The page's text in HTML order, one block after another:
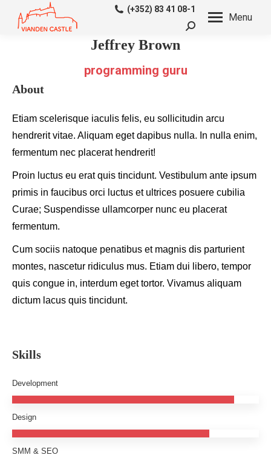
Menu
(+352) 83 41 08-1
Search:
Jeffrey Brown
programming guru
About
Etiam scelerisque iaculis felis, eu sollicitudin arcu
hendrerit vitae. Aliquam eget dapibus nulla. In nulla enim,
fermentum nec placerat hendrerit!
Proin luctus eu erat quis tincidunt. Vestibulum ante ipsum
primis in faucibus orci luctus et ultrices posuere cubilia
Curae; Suspendisse ullamcorper nunc eu placerat
fermentum.
Cum sociis natoque penatibus et magnis dis parturient
montes, nascetur ridiculus mus. Etiam dui libero, tempor
quis congue in, interdum eget tortor. Vivamus aliquam
dictum lacus quis tincidunt.
Skills
Development
Design
SMM & SEO